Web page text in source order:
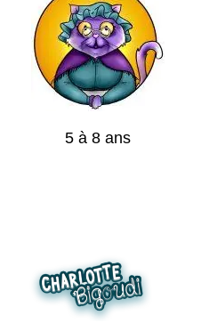
5 à 8 ans